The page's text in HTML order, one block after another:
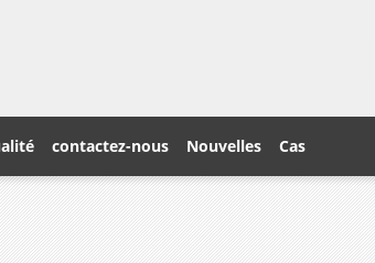
contactez-nous Nouvelles Cas